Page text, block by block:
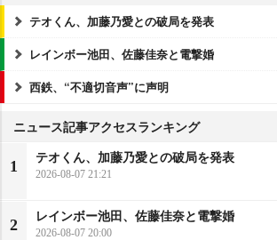
テオくん、加藤乃愛との破局を発表
レインボー池田、佐藤佳奈と電撃婚
西鉄、“不適切音声”に声明
ニュース記事アクセスランキング
1
テオくん、加藤乃愛との破局を発表
2026-08-07 21:21
2
レインボー池田、佐藤佳奈と電撃婚
2026-08-07 20:00